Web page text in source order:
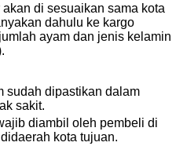
di sesuaikan sama kota
dahulu ke kargo
ayam dan jenis kelamin
sudah dipastikan dalam
sakit.
diambil oleh pembeli di
kota tujuan.